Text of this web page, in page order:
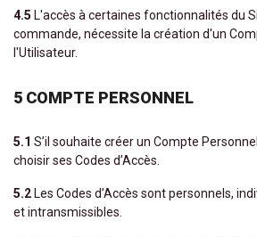
4.5 L'accès à certaines fonctionnalités du
commande, nécessite la création d'un
l'Utilisateur.
5 COMPTE PERSONNEL
5.1 S’il souhaite créer un Compte
choisir ses Codes d’Accès.
5.2 Les Codes d’Accès sont personnels,
et intransmissibles.